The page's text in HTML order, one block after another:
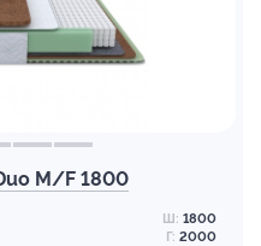
M/F 1800
Ш: 1800
Г: 2000